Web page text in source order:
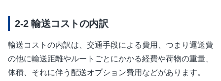
輸送コストの内訳
輸送コストの内訳は、交通手段による費用、つまり運送費
の他に輸送距離やルートごとにかかる経費や荷物の重量、
体積、それに伴う配送オプション費用などがあります。